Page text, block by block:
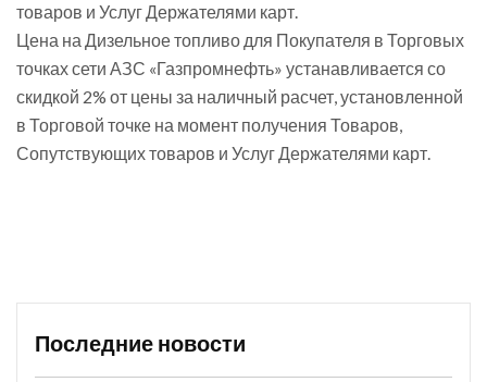
товаров и Услуг Держателями карт.
Цена на Дизельное топливо для Покупателя в Торговых
точках сети АЗС «Газпромнефть» устанавливается со
скидкой 2% от цены за наличный расчет, установленной
в Торговой точке на момент получения Товаров,
Сопутствующих товаров и Услуг Держателями карт.
Последние новости